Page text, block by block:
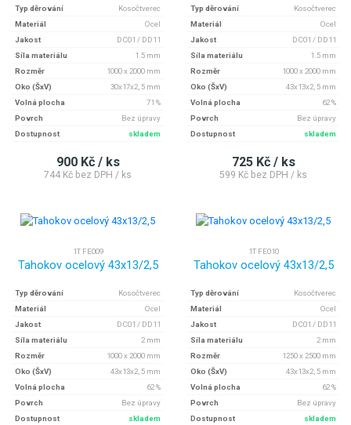
Typ děrování
Kosočtverec
Materiál
Ocel
Jakost
DC01 / DD11
Síla materiálu
1.5 mm
Rozměr
1000 x 2000 mm
Oko (ŠxV)
30x17x2, 5 mm
Volná plocha
71 %
Povrch
Bez úpravy
Dostupnost
skladem
900 Kč / ks
744 Kč bez DPH / ks
Typ děrování
Kosočtverec
Materiál
Ocel
Jakost
DC01 / DD11
Síla materiálu
1.5 mm
Rozměr
1000 x 2000 mm
Oko (ŠxV)
43x13x2, 5 mm
Volná plocha
62 %
Povrch
Bez úpravy
Dostupnost
skladem
725 Kč / ks
599 Kč bez DPH / ks
1T FE009
Tahokov ocelový 43x13/2,5
Typ děrování
Kosočtverec
Materiál
Ocel
Jakost
DC01 / DD11
Síla materiálu
2 mm
Rozměr
1000 x 2000 mm
Oko (ŠxV)
43x13x2, 5 mm
Volná plocha
62 %
Povrch
Bez úpravy
Dostupnost
skladem
1T FE010
Tahokov ocelový 43x13/2,5
Typ děrování
Kosočtverec
Materiál
Ocel
Jakost
DC01 / DD11
Síla materiálu
2 mm
Rozměr
1250 x 2500 mm
Oko (ŠxV)
43x13x2, 5 mm
Volná plocha
62 %
Povrch
Bez úpravy
Dostupnost
skladem